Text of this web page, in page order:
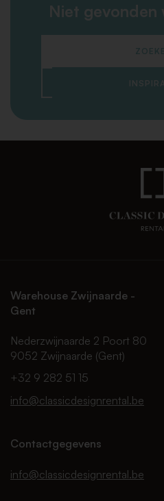
Niet gevonden
Warehouse Zwijnaarde -
Gent
Nederzwijnaarde 2 Poort 80
9052 Zwijnaarde (Gent)
+32 9 282 51 15
info@classicdesignrental.be
Contactgegevens
info@classicdesignrental.be